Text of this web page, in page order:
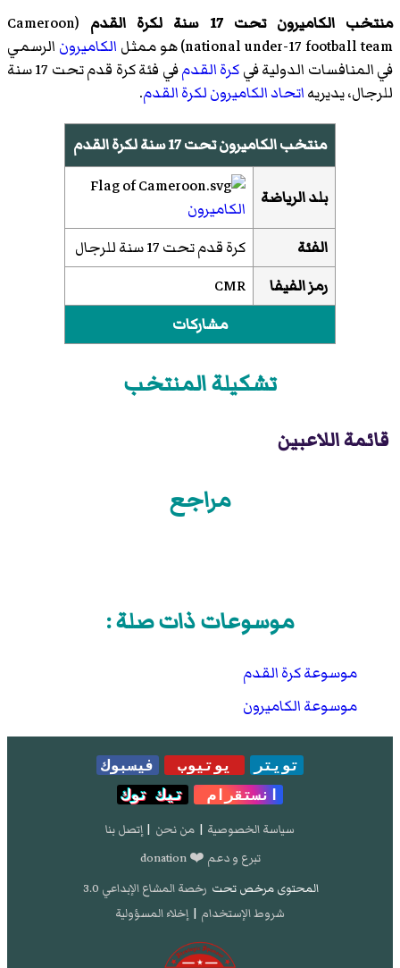
منتخب الكاميرون تحت 17 سنة لكرة القدم (
Cameroon
national under-17 football team)‏ هو ممثل الكاميرون الرسمي
في المنافسات الدولية فيكرة القدم
في فئة كرة قدم تحت 17 سنة
للرجال، يديريهاتحاد الكاميرون لكرة القدم.
منتخب الكاميرون تحت 17 سنة لكرة القدم
بلد الرياضة
الكاميرون
الفئة
كرة قدم تحت 17 سنة للرجال
رمز الفيفا
CMR
مشاركات
تشكيلة المنتخب
قائمة اللاعبين
مراجع
موسوعات ذات صلة :
موسوعة كرة القدم
موسوعة الكاميرون
تويتر يوتيوب
فيسبوك
انستقرام
تيك توك
سياسة الخصوصية | من نحن | إتصل بنا
تبرع و دعم ❤️ donation
المحتوى مرخص تحت رخصة المشاع الإبداعي 3.0
شروط الإستخدام | إخلاء المسؤولية